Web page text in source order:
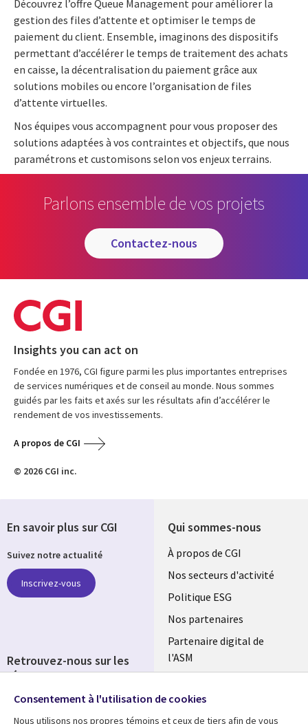
Découvrez l’offre Queue Management pour améliorer la
gestion des files d’attente et optimiser le temps de
paiement du client. Ensemble, imaginons des dispositifs
permettant d’accélérer le temps de traitement des achats
en caisse, la décentralisation du paiement grâce aux
solutions mobiles ou encore l’organisation de files
d’attente virtuelles.
Nos équipes vous accompagnent pour vous proposer des
solutions adaptées à vos contraintes et objectifs, que nous
paramétrons et customisons selon vos enjeux terrains.
Parlons ensemble de vos projets
contactez-nous
Insights you can act on
Fondée en 1976, CGI figure parmi les plus importantes entreprises
de services numériques et de conseil au monde. Nous sommes
guidés par les faits et axés sur les résultats afin d’accélérer le
rendement de vos investissements.
A propos de CGI
© 2026 CGI inc.
Qui sommes-nous
Useful
links
FRANCE
À propos de CGI
Nos secteurs d'activité
Politique ESG
Nos partenaires
Partenaire digital de
l'ASM
Fusions
En savoir plus sur CGI
Suivez notre actualité
Inscrivez-vous
Retrouvez-nous sur les
réseaux
Social
Media
Consentement à l'utilisation de cookies
Nous utilisons nos propres témoins et ceux de tiers afin de vous